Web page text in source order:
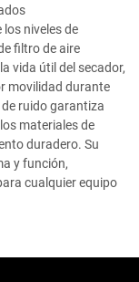
niveles de
filtro de aire
vida útil del secador,
movilidad durante
ruido garantiza
materiales de
duradero. Su
y función,
cualquier equipo